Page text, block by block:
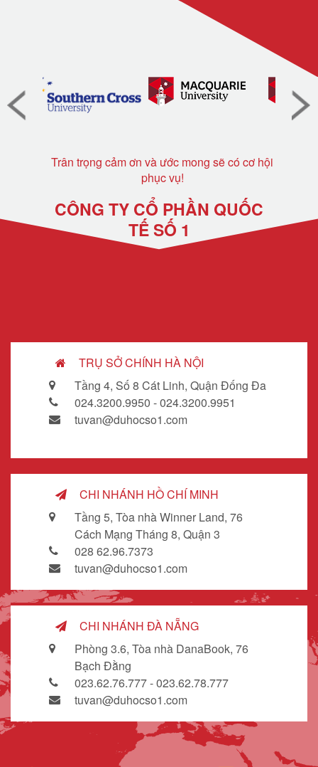
Trân trọng cảm ơn và ước mong sẽ có cơ hội
phục vụ!
CÔNG TY CỔ PHẦN QUỐC
TẾ SỐ 1
TRỤ SỞ CHÍNH HÀ NỘI
Tầng 4, Số 8 Cát Linh, Quận Đống Đa
024.3200.9950 - 024.3200.9951
tuvan@duhocso1.com
CHI NHÁNH HỒ CHÍ MINH
Tầng 5, Tòa nhà Winner Land, 76
Cách Mạng Tháng 8, Quận 3
028 62.96.7373
tuvan@duhocso1.com
CHI NHÁNH ĐÀ NẴNG
Phòng 3.6, Tòa nhà DanaBook, 76
Bạch Đằng
023.62.76.777 - 023.62.78.777
tuvan@duhocso1.com